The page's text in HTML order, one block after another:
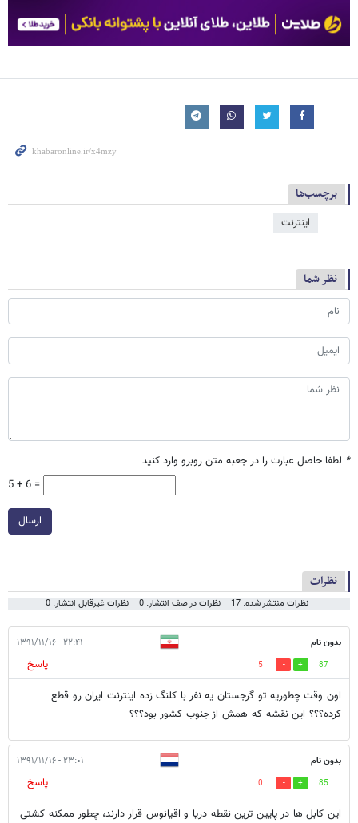
برچسب‌ها
اینترنت
نظر شما
* لطفا حاصل عبارت را در جعبه متن روبرو وارد کنید
5 + 6 =
ارسال
نظرات
نظرات منتشر شده: 17 نظرات در صف انتشار: 0 نظرات غیرقابل انتشار: 0
بدون نام ۲۲:۴۱ - ۱۳۹۱/۱۱/۱۶
87
5
پاسخ
اون وقت چطوریه تو گرجستان یه نفر با کلنگ زده اینترنت ایران رو قطع
کرده؟؟؟ این نقشه که همش از جنوب کشور بود؟؟؟
بدون نام ۲۳:۰۱ - ۱۳۹۱/۱۱/۱۶
85
0
پاسخ
این کابل ها در پایین ترین نقطه دریا و اقیانوس قرار دارند، چطور ممکنه کشتی